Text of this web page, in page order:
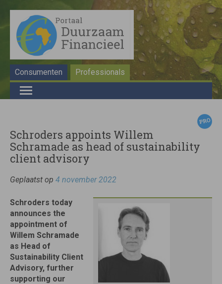
Consumenten Professionals
Schroders appoints Willem
Schramade as head of sustainability
client advisory
Geplaatst op 4 november 2022
Schroders today
announces the
appointment of
Willem Schramade
as Head of
Sustainability Client
Advisory, further
supporting our